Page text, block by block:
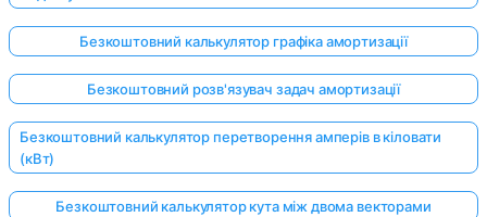
Безкоштовний калькулятор графіка амортизації
Безкоштовний розв'язувач задач амортизації
Безкоштовний калькулятор перетворення амперів в кіловати
(кВт)
Безкоштовний калькулятор кута між двома векторами